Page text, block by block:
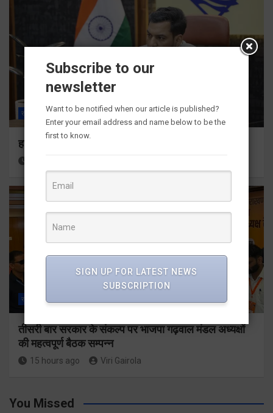
राज्य ALL देहरादून
हर घर तिरंगा अभियान को जन-जन तक पहुंचाने की तैयारी
राज्य ALL
तीसरी बार सरकार के संकल्प पर भाजपा गढ़वाल मंडल अध्यक्षों
की महत्वपूर्ण बैठक सम्पन्न
15 hours ago Viri Gairola
You Missed
Subscribe to our
newsletter
Want to be notified when our article is published?
Enter your email address and name below to be the
first to know.
SIGN UP FOR LATEST NEWS
SUBSCRIPTION